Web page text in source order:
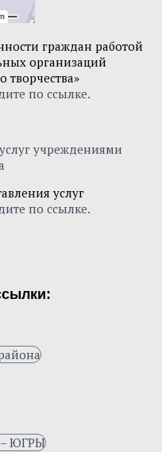
граждан работой
организаций
творчества»
по ссылке.
услуг
по ссылке.